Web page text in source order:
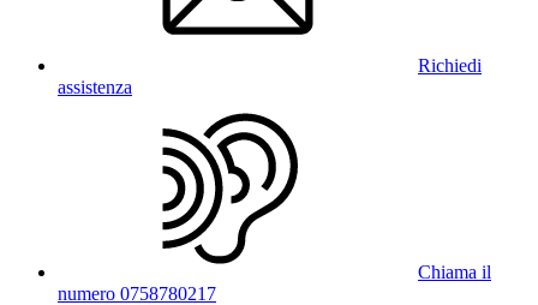
Richiedi
assistenza
Chiama il
numero 0758780217